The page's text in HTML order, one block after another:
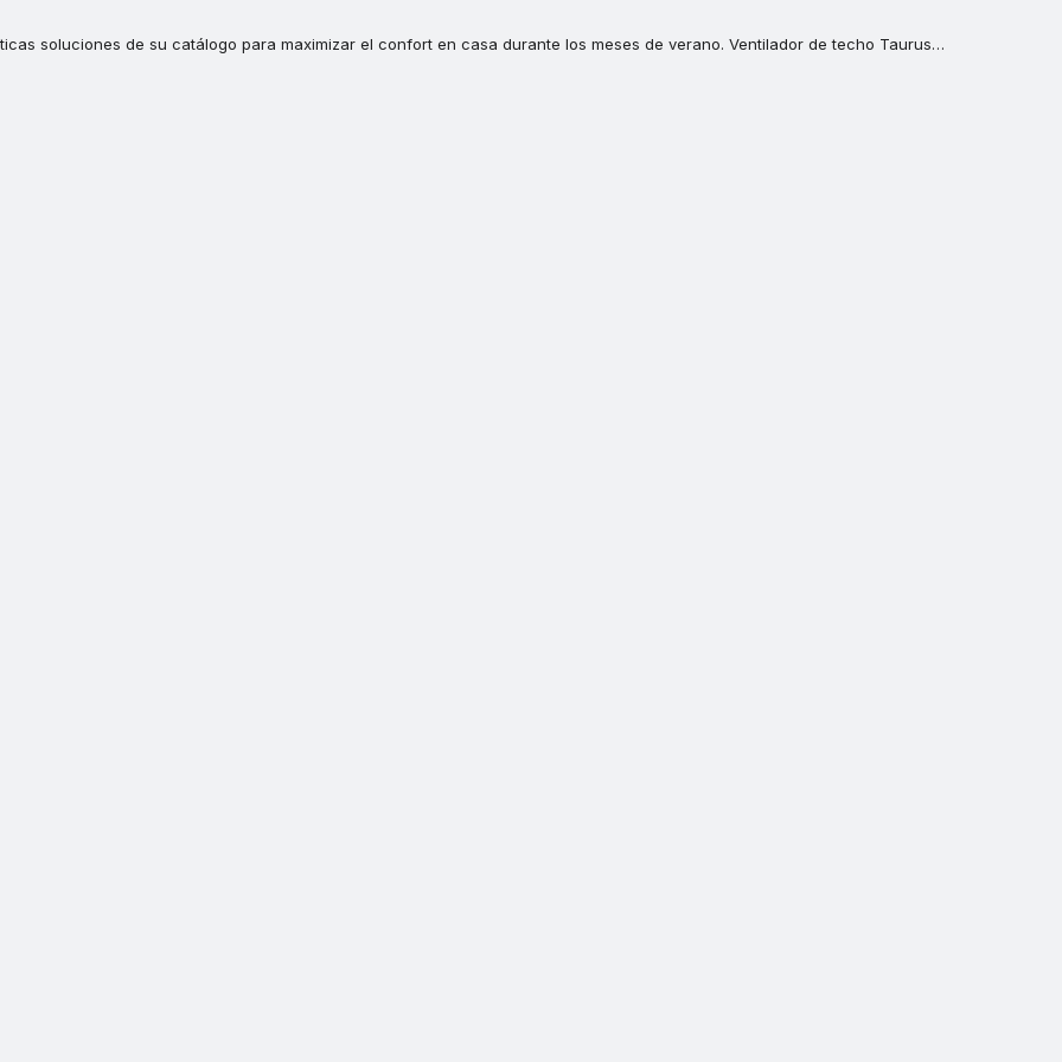
soluciones de su catálogo para maximizar el confort en casa durante los meses de verano. Ventilador de techo Taurus…